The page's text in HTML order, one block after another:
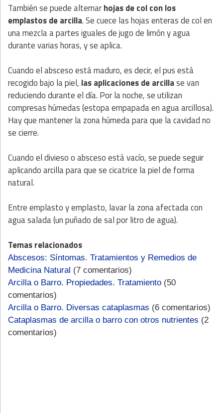
También se puede alternarhojas de col con los
emplastos de arcilla. Se cuece las hojas enteras de col en
una mezcla a partes iguales de jugo de limón y agua
durante varias horas, y se aplica.
Cuando el absceso está maduro, es decir, el pus está
recogido bajo la piel, las aplicaciones de arcillase van
reduciendo durante el día. Por la noche, se utilizan
compresas húmedas (estopa empapada en agua arcillosa).
Hay que mantener la zona húmeda para que la cavidad no
se cierre.
Cuando el divieso o absceso está vacío, se puede seguir
aplicando arcilla para que se cicatrice la piel de forma
natural.
Entre emplasto y emplasto, lavar la zona afectada con
agua salada (un puñado de sal por litro de agua).
Temas relacionados
Abscesos: Síntomas. Tratamientos y Remedios de
Medicina Natural (7 comentarios)
Arcilla o Barro. Propiedades. Tratamiento (50
comentarios)
Arcilla o Barro. Diversas cataplasmas (6 comentarios)
Cataplasmas de arcilla o barro con otros nutrientes (2
comentarios)